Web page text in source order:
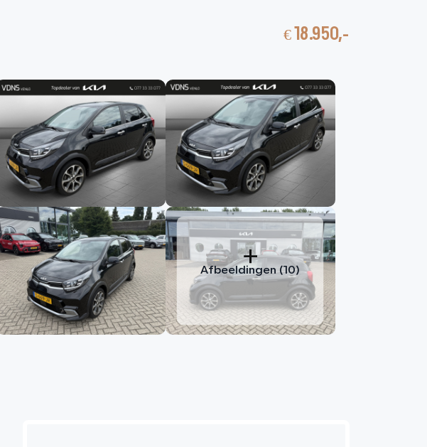
AANBOD
DIENSTEN
VACATURES
OVER ONS
VERKOCHT
CONTACT
€ 18.950,-
Afbeeldingen (10)